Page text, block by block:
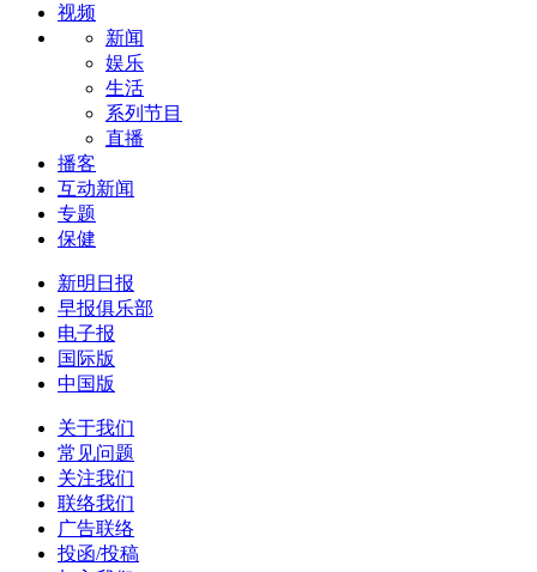
视频
新闻
娱乐
生活
系列节目
直播
播客
互动新闻
专题
保健
新明日报
早报俱乐部
电子报
国际版
中国版
关于我们
常见问题
关注我们
联络我们
广告联络
投函/投稿